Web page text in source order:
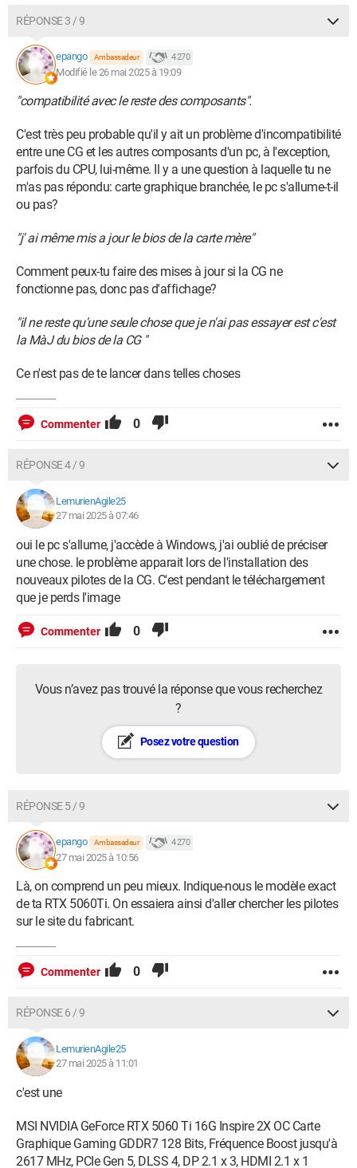
RÉPONSE 3 / 9
epango Ambassadeur 4 270
Modifié le 26 mai 2025 à 19:09
"compatibilité avec le reste des composants".
C'est très peu probable qu'il y ait un problème d'incompatibilité
entre une CG et les autres composants d'un pc, à l'exception,
parfois du CPU, lui-même. Il y a une question à laquelle tu ne
m'as pas répondu: carte graphique branchée, le pc s'allume-t-il
ou pas?
"j' ai même mis a jour le bios de la carte mère"
Comment peux-tu faire des mises à jour si la CG ne
fonctionne pas, donc pas d'affichage?
"il ne reste qu'une seule chose que je n'ai pas essayer est c'est
la MàJ du bios de la CG "
Ce n'est pas de te lancer dans telles choses
Commenter 0
RÉPONSE 4 / 9
LemurienAgile25
27 mai 2025 à 07:46
oui le pc s'allume, j'accède à Windows, j'ai oublié de préciser
une chose. le problème apparait lors de l'installation des
nouveaux pilotes de la CG. C'est pendant le téléchargement
que je perds l'image
Commenter 0
Vous n’avez pas trouvé la réponse que vous recherchez
?
Posez votre question
RÉPONSE 5 / 9
epango Ambassadeur 4 270
27 mai 2025 à 10:56
Là, on comprend un peu mieux. Indique-nous le modèle exact
de ta RTX 5060Ti. On essaiera ainsi d'aller chercher les pilotes
sur le site du fabricant.
Commenter 0
RÉPONSE 6 / 9
LemurienAgile25
27 mai 2025 à 11:01
c'est une
MSI NVIDIA GeForce RTX 5060 Ti 16G Inspire 2X OC Carte
Graphique Gaming GDDR7 128 Bits, Fréquence Boost jusqu'à
2617 MHz, PCIe Gen 5, DLSS 4, DP 2.1 x 3, HDMI 2.1 x 1